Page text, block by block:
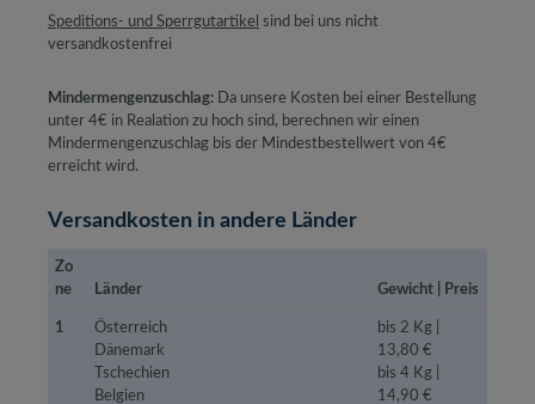
Speditions- und Sperrgutartikel sind bei uns nicht
versandkostenfrei
Mindermengenzuschlag: Da unsere Kosten bei einer Bestellung
unter 4€ in Realation zu hoch sind, berechnen wir einen
Mindermengenzuschlag bis der Mindestbestellwert von 4€
erreicht wird.
Versandkosten in andere Länder
Zo
ne
Länder Gewicht | Preis
1
Österreich
Dänemark
Tschechien
Belgien
bis 2 Kg |
13,80 €
bis 4 Kg |
14,90 €